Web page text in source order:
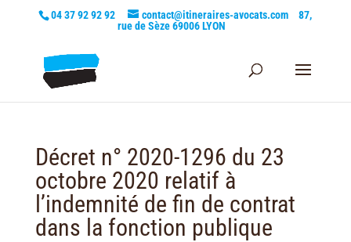
04 37 92 92 92 contact@itineraires-avocats.com
87,
rue de Sèze 69006 LYON
Décret n° 2020-1296 du 23
octobre 2020 relatif à
l’indemnité de fin de contrat
dans la fonction publique